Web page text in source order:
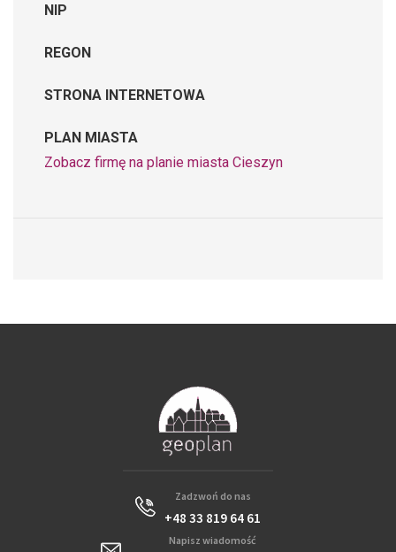
NIP
REGON
STRONA INTERNETOWA
PLAN MIASTA
Zobacz firmę na planie miasta Cieszyn
Zadzwoń do nas
+48 33 819 64 61
Napisz wiadomość